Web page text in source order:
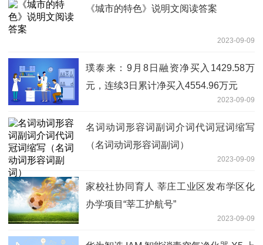
《城市的特色》说明文阅读答案
2023-09-09
璞泰来：9月8日融资净买入1429.58万
元，连续3日累计净买入4554.96万元
2023-09-09
名词动词形容词副词介词代词冠词缩写
（名词动词形容词副词）
2023-09-09
家校社协同育人 莘庄工业区发布学区化
办学项目“莘工护航号”
2023-09-09